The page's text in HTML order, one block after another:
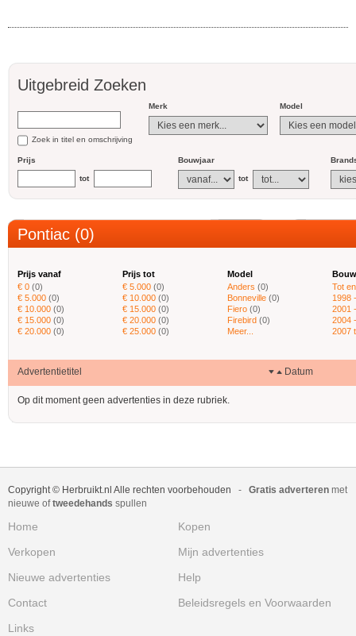
Uitgebreid Zoeken
Zoek in titel en omschrijving
Merk Model
Prijs
tot
Bouwjaar
tot
Pontiac (0)
Prijs vanaf
€ 0 (0)
€ 5.000 (0)
€ 10.000 (0)
€ 15.000 (0)
€ 20.000 (0)
Prijs tot
€ 5.000 (0)
€ 10.000 (0)
€ 15.000 (0)
€ 20.000 (0)
€ 25.000 (0)
Model
Anders (0)
Bonneville (0)
Fiero (0)
Firebird (0)
Meer...
Tot
1998
2001
2004
2007
Advertentietitel Datum
Op dit moment geen advertenties in deze rubriek.
Copyright © Herbruikt.nl Alle rechten voorbehouden - Gratis adverteren met
nieuwe oftweedehands spullen
Home
Kopen
Verkopen
Mijn advertenties
Nieuwe advertenties
Help
Contact
Beleidsregels en Voorwaarden
Links